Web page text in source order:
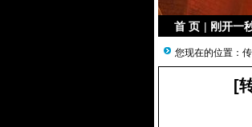
首 页 | 刚开一
您现在的位置：
[